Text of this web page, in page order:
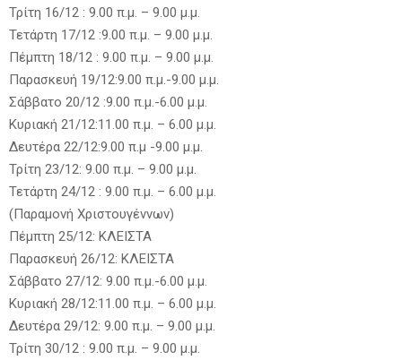
Τρίτη 16/12 : 9.00 π.μ. – 9.00 μ.μ.
Τετάρτη 17/12 :9.00 π.μ. – 9.00 μ.μ.
Πέμπτη 18/12 : 9.00 π.μ. – 9.00 μ.μ.
Παρασκευή 19/12:9.00 π.μ.-9.00 μ.μ.
Σάββατο 20/12 :9.00 π.μ.-6.00 μ.μ.
Κυριακή 21/12:11.00 π.μ. – 6.00 μ.μ.
Δευτέρα 22/12:9.00 π.μ -9.00 μ.μ.
Τρίτη 23/12: 9.00 π.μ. – 9.00 μ.μ.
Τετάρτη 24/12 : 9.00 π.μ. – 6.00 μ.μ.
(Παραμονή Χριστουγέννων)
Πέμπτη 25/12: ΚΛΕΙΣΤΑ
Παρασκευή 26/12: ΚΛΕΙΣΤΑ
Σάββατο 27/12: 9.00 π.μ.-6.00 μ.μ.
Κυριακή 28/12:11.00 π.μ. – 6.00 μ.μ.
Δευτέρα 29/12: 9.00 π.μ. – 9.00 μ.μ.
Τρίτη 30/12 : 9.00 π.μ. – 9.00 μ.μ.